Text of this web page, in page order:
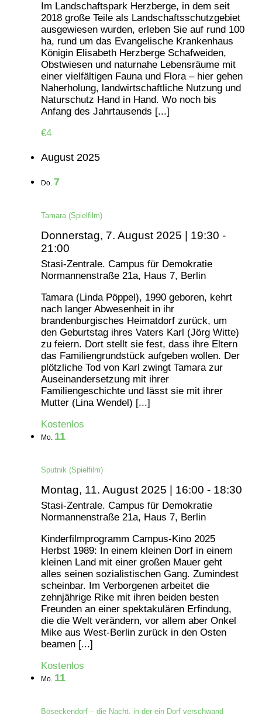
Im Landschaftspark Herzberge, in dem seit
2018 große Teile als Landschaftsschutzgebiet
ausgewiesen wurden, erleben Sie auf rund 100
ha, rund um das Evangelische Krankenhaus
Königin Elisabeth Herzberge Schafweiden,
Obstwiesen und naturnahe Lebensräume mit
einer vielfältigen Fauna und Flora – hier gehen
Naherholung, landwirtschaftliche Nutzung und
Naturschutz Hand in Hand. Wo noch bis
Anfang des Jahrtausends [...]
€4
August 2025
Do. 7
Tamara (Spielfilm)
Donnerstag, 7. August 2025 | 19:30 -
21:00
Stasi-Zentrale. Campus für Demokratie
Normannenstraße 21a, Haus 7, Berlin
Tamara (Linda Pöppel), 1990 geboren, kehrt
nach langer Abwesenheit in ihr
brandenburgisches Heimatdorf zurück, um
den Geburtstag ihres Vaters Karl (Jörg Witte)
zu feiern. Dort stellt sie fest, dass ihre Eltern
das Familiengrundstück aufgeben wollen. Der
plötzliche Tod von Karl zwingt Tamara zur
Auseinandersetzung mit ihrer
Familiengeschichte und lässt sie mit ihrer
Mutter (Lina Wendel) [...]
Kostenlos
Mo. 11
Sputnik (Spielfilm)
Montag, 11. August 2025 | 16:00 - 18:30
Stasi-Zentrale. Campus für Demokratie
Normannenstraße 21a, Haus 7, Berlin
Kinderfilmprogramm Campus-Kino 2025
Herbst 1989: In einem kleinen Dorf in einem
kleinen Land mit einer großen Mauer geht
alles seinen sozialistischen Gang. Zumindest
scheinbar. Im Verborgenen arbeitet die
zehnjährige Rike mit ihren beiden besten
Freunden an einer spektakulären Erfindung,
die die Welt verändern, vor allem aber Onkel
Mike aus West-Berlin zurück in den Osten
beamen [...]
Kostenlos
Mo. 11
Böseckendorf – die Nacht, in der ein Dorf verschwand